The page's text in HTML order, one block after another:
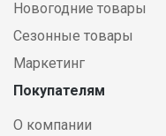
Новогодние товары
Сезонные товары
Маркетинг
Покупателям
О компании